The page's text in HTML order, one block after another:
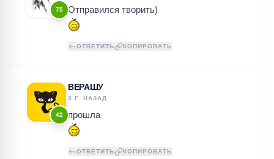
75 Отправился творить)
ОТВЕТИТЬ КОПИРОВАТЬ
42
ВЕРАШУ
3 Г. НАЗАД
прошла
ОТВЕТИТЬ КОПИРОВАТЬ